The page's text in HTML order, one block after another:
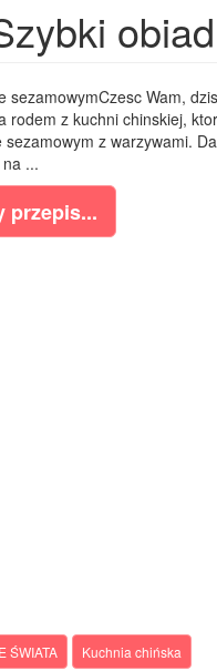
sezamowymCzesc Wam,
rodem z kuchni chinskiej,
z warzywami.
...
przepis...
ŚWIATA Kuchnia chińska